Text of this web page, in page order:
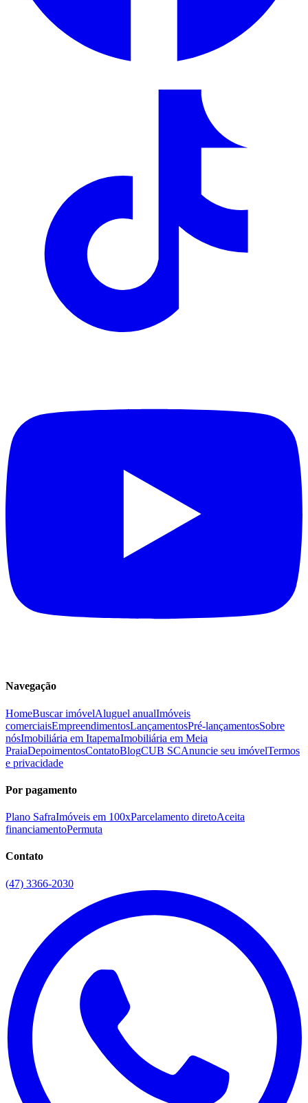
Navegação
HomeBuscar imóvelAluguel anualImóveis
comerciaisEmpreendimentosLançamentosPré-lançamentosSobre
nósImobiliária em ItapemaImobiliária em Meia
PraiaDepoimentosContatoBlogCUB SCAnuncie seu imóvelTermos
e privacidade
Por pagamento
Plano SafraImóveis em 100xParcelamento diretoAceita
financiamentoPermuta
Contato
(47) 3366-2030